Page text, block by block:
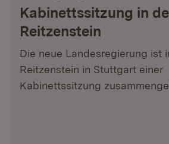
Kabinettssitzung in
Reitzenstein
Die neue Landesregierung ist
Reitzenstein in Stuttgart einer
Kabinettssitzung